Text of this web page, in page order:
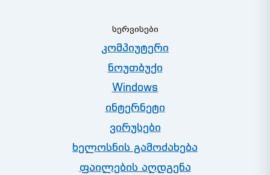
ᲡᲔᲠᲕᲘᲡᲔᲑᲘ
კომპიუტერი
ნოუთბუქი
Windows
ინტერნეტი
ვირუსები
ხელოსნის გამოძახება
ფაილების აღდგენა